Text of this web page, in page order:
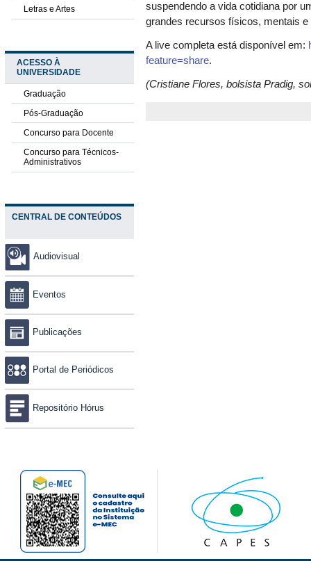
Letras e Artes
ACESSO À
UNIVERSIDADE
Graduação
Pós-Graduação
Concurso para Docente
Concurso para Técnicos-
Administrativos
CENTRAL DE CONTEÚDOS
Audiovisual
Eventos
Publicações
Portal de Periódicos
Repositório Hórus
suspendendo a vida cotidiana por
grandes recursos físicos, mentais e
A live completa está disponível em:
feature=share.
(Cristiane Flores, bolsista Pradig,